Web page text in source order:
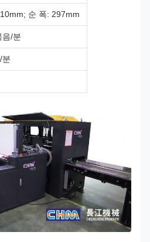
순 폭: 297mm
음/분
분